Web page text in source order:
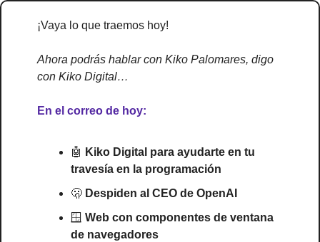
¡Vaya lo que traemos hoy!
Ahora podrás hablar con Kiko Palomares, digo
con Kiko Digital…
En el correo de hoy:
🤖 Kiko Digital para ayudarte en tu
travesía en la programación
🫢 Despiden al CEO de OpenAI
🪟 Web con componentes de ventana
de navegadores